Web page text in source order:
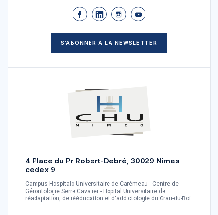
S’ABONNER À LA NEWSLETTER
4 Place du Pr Robert-Debré, 30029 Nîmes
cedex 9
Campus Hospitalo-Universitaire de Carémeau - Centre de
Gérontologie Serre Cavalier - Hopital Universitaire de
réadaptation, de rééducation et d'addictologie du Grau-du-Roi